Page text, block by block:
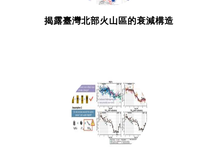
揭露臺灣北部火山區的衰減構造